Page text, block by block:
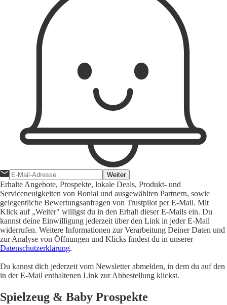
Weiter
Erhalte Angebote, Prospekte, lokale Deals, Produkt- und
Serviceneuigkeiten von Bonial und ausgewählten Partnern, sowie
gelegentliche Bewertungsanfragen von Trustpilot per E-Mail. Mit
Klick auf „Weiter" willigst du in den Erhalt dieser E-Mails ein. Du
kannst deine Einwilligung jederzeit über den Link in jeder E-Mail
widerrufen. Weitere Informationen zur Verarbeitung Deiner Daten und
zur Analyse von Öffnungen und Klicks findest du in unserer
Datenschutzerklärung.
Du kannst dich jederzeit vom Newsletter abmelden, in dem du auf den
in der E-Mail enthaltenen Link zur Abbestellung klickst.
Spielzeug & Baby Prospekte